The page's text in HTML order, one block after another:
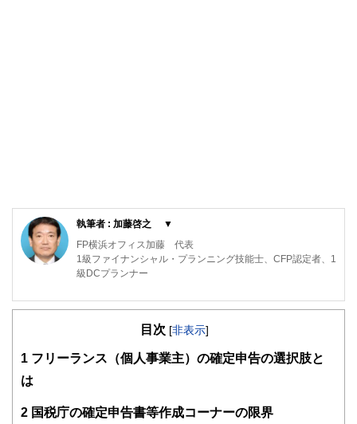
執筆者 : 加藤啓之 ▼
FP横浜オフィス加藤 代表
1級ファイナンシャル・プランニング技能士、CFP認定者、1
級DCプランナー
日本証券アナリスト協会検定会員、1級証券外務員
企業の退職金制度のコンサル、確定拠出年金制度の導入支
目次 [非表示]
1 フリーランス（個人事業主）の確定申告の選択肢と
は
2 国税庁の確定申告書等作成コーナーの限界